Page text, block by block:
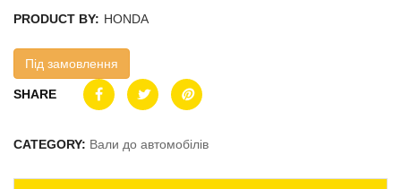
PRODUCT BY: HONDA
Під замовлення
SHARE
CATEGORY: Вали до автомобілів